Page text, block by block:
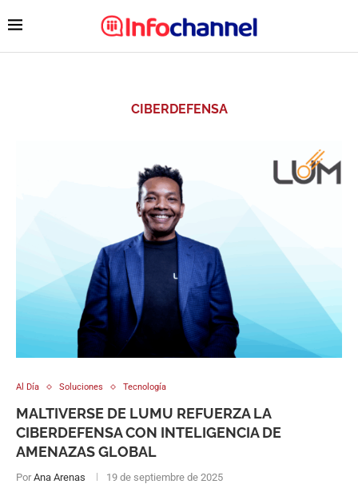
CIBERDEFENSA
Al Día Soluciones Tecnología
MALTIVERSE DE LUMU REFUERZA LA
CIBERDEFENSA CON INTELIGENCIA DE
AMENAZAS GLOBAL
Por Ana Arenas 19 de septiembre de 2025